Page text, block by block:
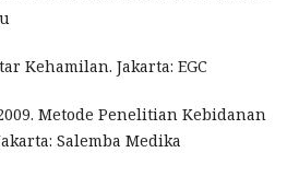
Kehamilan. Jakarta: EGC
Metode Penelitian Kebidanan
Salemba Medika